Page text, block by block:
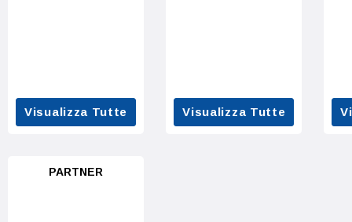
Visualizza Tutte Visualizza Tutte
PARTNER